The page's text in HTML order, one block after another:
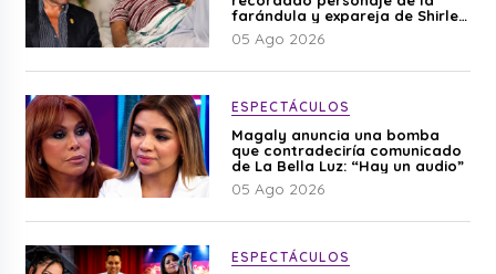
farándula y expareja de Shirley
Cherres
05 Ago 2026
ESPECTÁCULOS
Magaly anuncia una bomba
que contradeciría comunicado
de La Bella Luz: “Hay un audio”
05 Ago 2026
ESPECTÁCULOS